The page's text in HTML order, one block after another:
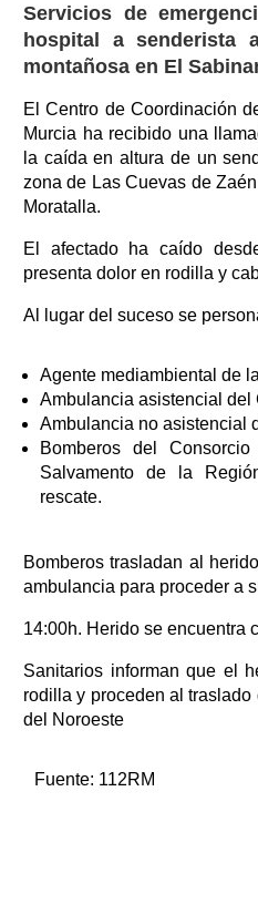
Servicios de
hospital a senderista
montañosa en El
El Centro de Coordinación
Murcia ha recibido una
la caída en altura de un
zona de Las Cuevas de
Moratalla.
El afectado ha caído
presenta dolor en rodilla y
Al lugar del suceso se
Agente mediambiental de
Ambulancia asistencial del
Ambulancia no asistencial
Bomberos del
Salvamento de la
rescate.
Bomberos trasladan al
ambulancia para proceder a
14:00h. Herido se encuentra
Sanitarios informan que el
rodilla y proceden al
del Noroeste
Fuente: 112RM